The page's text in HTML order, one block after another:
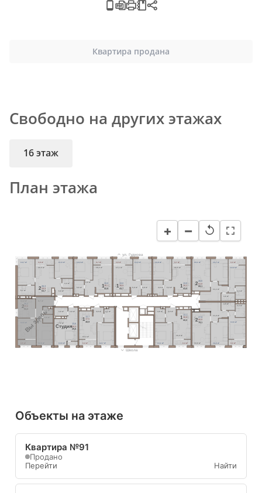
Квартира продана
Свободно на других этажах
16 этаж
План этажа
+ − ↺
12,7 м²
4,7 м²
15,3 м²
4,8 м²
3,4 м²
112,7
37,5
40,9
3,8 м² 3,8 м²
13,6 м²
7,1 м²
Cтудия13,6
28,3
29,8
2,1 м²
3,5 м²
12,6 м²
12,6 м²
11,0 м²
2,8 м²
2
53,3
3,8 м²
14,7 м²
5,7 м²
3,3 м²
11,6 м²
18,0 м²
6,6 м²
226,3
63,7
13,0 м²
4,6 м²
5,0 м²
3,7 м²
16,5 м²
113,0
39,1
42,8
13,0 м²
4,8 м²
5,0 м²
3,8 м²
17,1 м²
113,0
39,9
43,7
13,0 м²
4,8 м² 5,0 м²
3,7 м²
16,5 м²
113,0
39,3
43,0
3,3 м²
19,1 м²
12,9 м²
3,6 м²
4,4 м²
13,7 м²
11,1 м²
2 26,6
64,8
68,1
19,9 м²
13,6 м²
3,6 м²
4,4 м²
14,3 м²
11,0 м²
3,3 м²
227,9
66,8
70,1
3,4 м²
13,1 м²
4,8 м² 4,9 м²
16,0 м²
1 13,1
38,8
42,2
Вы здесь
Школа
ул. Гудкова
Объекты на этаже
Квартира №91
Продано
Перейти
Найти